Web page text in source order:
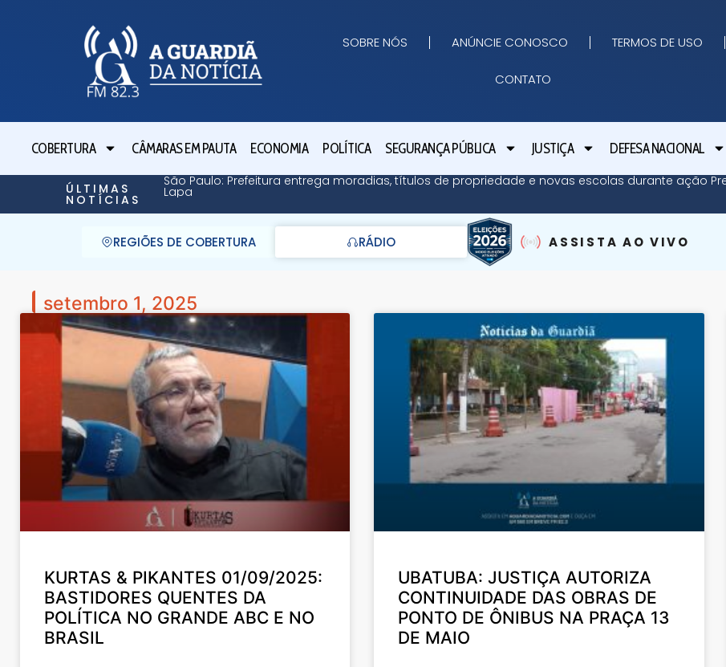
SOBRE NÓS ANÚNCIE CONOSCO TERMOS DE USO
CONTATO
COBERTURA CÂMARAS EM PAUTA ECONOMIA POLÍTICA SEGURANÇA PÚBLICA JUSTIÇA DEFESA NACIONAL
ÚLTIMAS
NOTÍCIAS
São Paulo: Prefeitura entrega moradias, títulos de propriedade e novas escolas durante ação
Lapa
REGIÕES DE COBERTURA RÁDIO ASSISTA AO VIVO
setembro 1, 2025
KURTAS & PIKANTES 01/09/2025:
BASTIDORES QUENTES DA
POLÍTICA NO GRANDE ABC E NO
BRASIL
UBATUBA: JUSTIÇA AUTORIZA
CONTINUIDADE DAS OBRAS DE
PONTO DE ÔNIBUS NA PRAÇA 13
DE MAIO